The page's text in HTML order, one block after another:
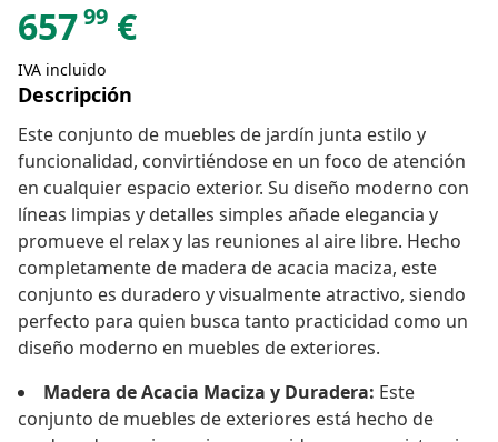
65799 €
IVA incluido
Descripción
Este conjunto de muebles de jardín junta estilo y
funcionalidad, convirtiéndose en un foco de atención
en cualquier espacio exterior. Su diseño moderno con
líneas limpias y detalles simples añade elegancia y
promueve el relax y las reuniones al aire libre. Hecho
completamente de madera de acacia maciza, este
conjunto es duradero y visualmente atractivo, siendo
perfecto para quien busca tanto practicidad como un
diseño moderno en muebles de exteriores.
Madera de Acacia Maciza y Duradera: Este
conjunto de muebles de exteriores está hecho de